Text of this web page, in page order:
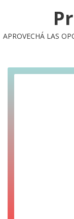
APROVECHÁ LAS